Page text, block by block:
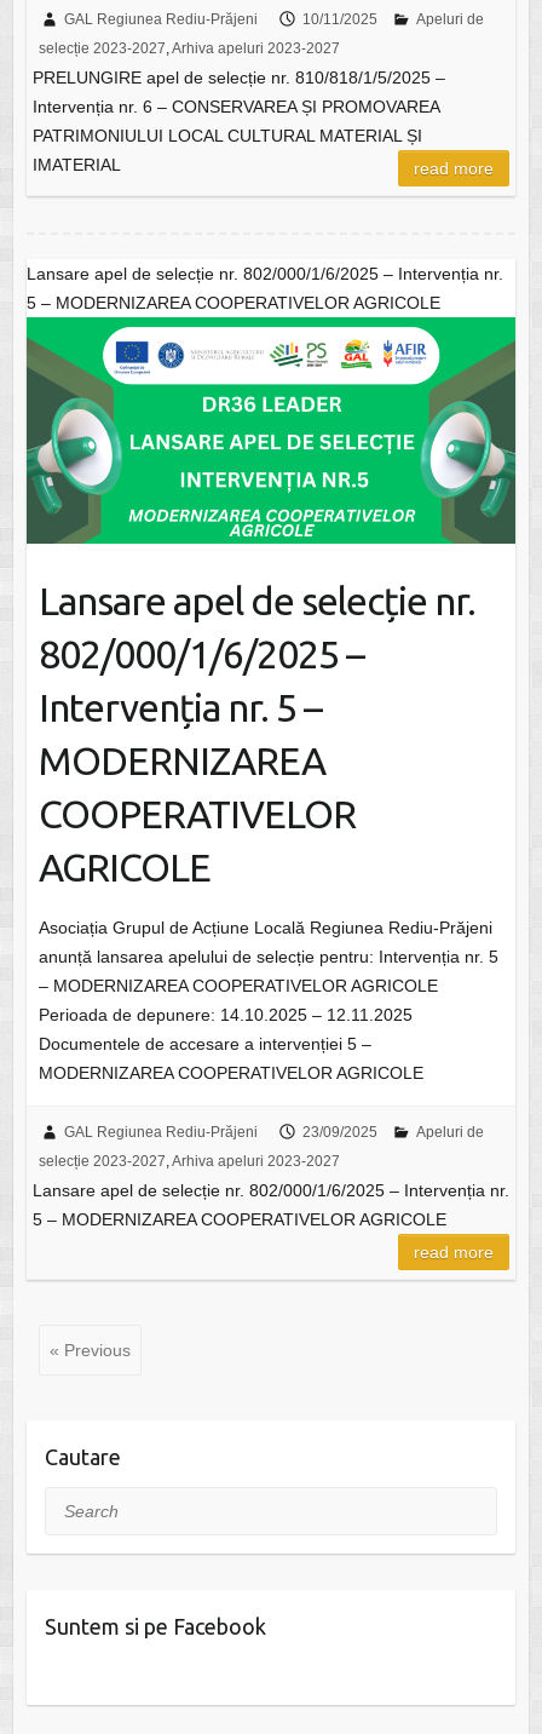
GAL Regiunea Rediu-Prăjeni 10/11/2025
Apeluri de
selecție 2023-2027,Arhiva apeluri 2023-2027
PRELUNGIRE apel de selecție nr. 810/818/1/5/2025 –
Intervenția nr. 6 – CONSERVAREA ȘI PROMOVAREA
PATRIMONIULUI LOCAL CULTURAL MATERIAL ȘI
IMATERIAL
read more
Lansare apel de selecție nr. 802/000/1/6/2025 – Intervenția nr.
5 – MODERNIZAREA COOPERATIVELOR AGRICOLE
Lansare apel de selecție nr.
802/000/1/6/2025 –
Intervenția nr. 5 –
MODERNIZAREA
COOPERATIVELOR
AGRICOLE
Asociația Grupul de Acțiune Locală Regiunea Rediu-Prăjeni
anunță lansarea apelului de selecție pentru: Intervenția nr. 5
– MODERNIZAREA COOPERATIVELOR AGRICOLE
Perioada de depunere: 14.10.2025 – 12.11.2025
Documentele de accesare a intervenției 5 –
MODERNIZAREA COOPERATIVELOR AGRICOLE
GAL Regiunea Rediu-Prăjeni 23/09/2025
Apeluri de
selecție 2023-2027,Arhiva apeluri 2023-2027
Lansare apel de selecție nr. 802/000/1/6/2025 – Intervenția nr.
5 – MODERNIZAREA COOPERATIVELOR AGRICOLE
read more
« Previous
Cautare
Search
Suntem si pe Facebook